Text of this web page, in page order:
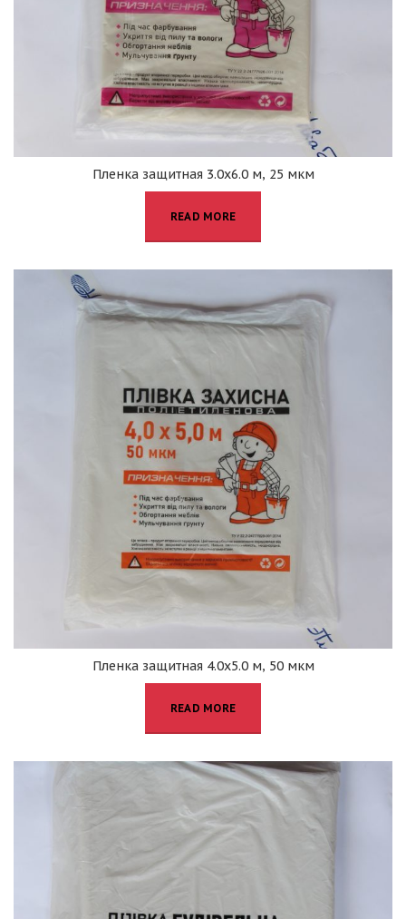
Пленка защитная 3.0х6.0 м, 25 мкм
READ MORE
Пленка защитная 4.0х5.0 м, 50 мкм
READ MORE